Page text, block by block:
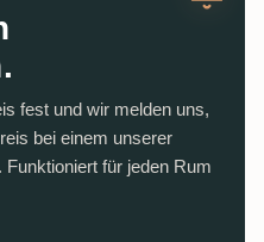
fest und wir melden uns,
bei einem unserer
für jeden Rum